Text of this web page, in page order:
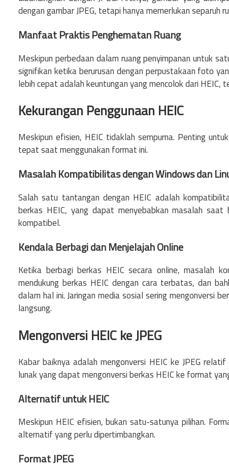
dengan gambar JPEG, tetapi hanya memerlukan separuh
Manfaat Praktis Penghematan Ruang
Meskipun perbedaan dalam ruang penyimpanan untuk
signifikan ketika berurusan dengan perpustakaan foto
lebih cepat adalah keuntungan yang mencolok dari HEIC,
Kekurangan Penggunaan HEIC
Meskipun efisien, HEIC tidaklah sempurna. Penting
tepat saat menggunakan format ini.
Masalah Kompatibilitas dengan Windows dan
Salah satu tantangan dengan HEIC adalah
berkas HEIC, yang dapat menyebabkan masalah
kompatibel.
Kendala Berbagi dan Menjelajah Online
Ketika berbagi berkas HEIC secara online, masalah
mendukung berkas HEIC dengan cara terbatas, dan
dalam hal ini. Jaringan media sosial sering mengonversi
langsung.
Mengonversi HEIC ke JPEG
Kabar baiknya adalah mengonversi HEIC ke JPEG
lunak yang dapat mengonversi berkas HEIC ke format
Alternatif untuk HEIC
Meskipun HEIC efisien, bukan satu-satunya pilihan.
alternatif yang perlu dipertimbangkan.
Format JPEG